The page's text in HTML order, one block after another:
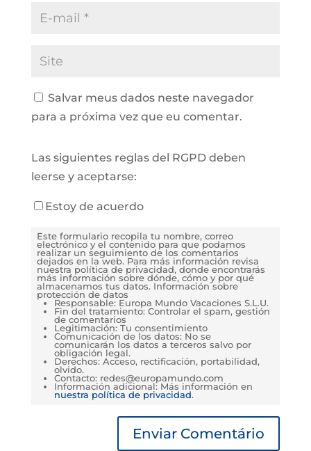
Salvar meus dados neste navegador
para a próxima vez que eu comentar.
Las siguientes reglas del RGPD deben
leerse y aceptarse:
Estoy de acuerdo
Este formulario recopila tu nombre, correo
electrónico y el contenido para que podamos
realizar un seguimiento de los comentarios
dejados en la web. Para más información revisa
nuestra política de privacidad, donde encontrarás
más información sobre dónde, cómo y por qué
almacenamos tus datos. Información sobre
protección de datos
Responsable: Europa Mundo Vacaciones S.L.U.
Fin del tratamiento: Controlar el spam, gestión
de comentarios
Legitimación: Tu consentimiento
Comunicación de los datos: No se
comunicarán los datos a terceros salvo por
obligación legal.
Derechos: Acceso, rectificación, portabilidad,
olvido.
Contacto: redes@europamundo.com
Información adicional: Más información en
nuestra política de privacidad.